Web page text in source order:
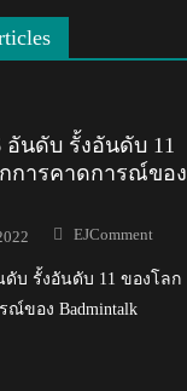
นดับ รั้งอันดับ 11
การคาดการณ์ของ
Author
EJComment
บ รั้งอันดับ 11 ของโลก
ณ์ของ Badmintalk